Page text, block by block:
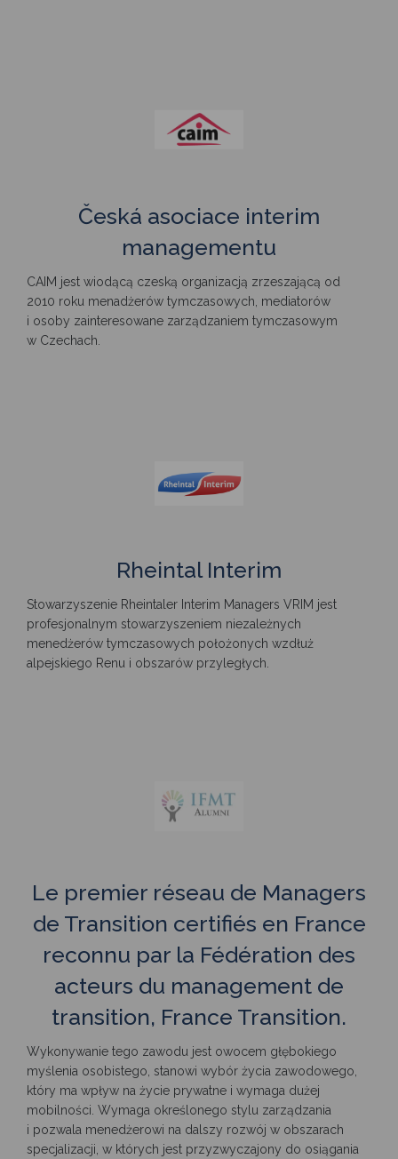
Česká asociace interim
managementu
CAIM jest wiodącą czeską organizacją zrzeszającą od
2010 roku menadżerów tymczasowych, mediatorów
i osoby zainteresowane zarządzaniem tymczasowym
w Czechach.
Rheintal Interim
Stowarzyszenie Rheintaler Interim Managers VRIM jest
profesjonalnym stowarzyszeniem niezależnych
menedżerów tymczasowych położonych wzdłuż
alpejskiego Renu i obszarów przyległych.
Le premier réseau de Managers
de Transition certifiés en France
reconnu par la Fédération des
acteurs du management de
transition, France Transition.
Wykonywanie tego zawodu jest owocem głębokiego
myślenia osobistego, stanowi wybór życia zawodowego,
który ma wpływ na życie prywatne i wymaga dużej
mobilności. Wymaga określonego stylu zarządzania
i pozwala menedżerowi na dalszy rozwój w obszarach
specjalizacji, w których jest przyzwyczajony do osiągania